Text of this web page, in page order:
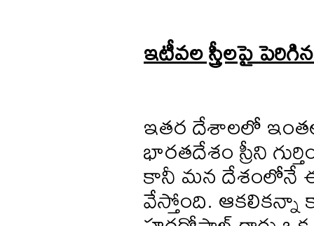
ఇటీవల స్త్రీలపై
ఇతర దేశాలలో ఇంతలా
భారతదేశం స్రీని
కానీ మన దేశంలోనే
వేస్తోంది.